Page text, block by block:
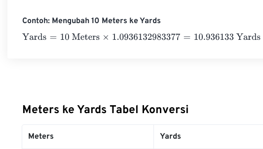
Contoh: Mengubah 10 Meters ke Yards
Yards= 10 Meters×1.0936132983377=10.936133 Yards
Meters ke Yards Tabel Konversi
Meters Yards